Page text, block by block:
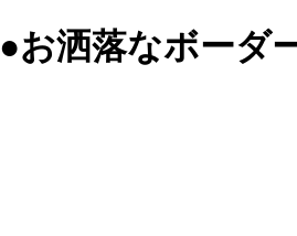
●お洒落なボーダ